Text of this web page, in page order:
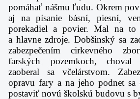
pomáhať nášmu ľudu. Okrem
aj na písanie básní, piesní,
porekadiel a povier. Mal na to
a hlavne zdroje. Dobšinský sa
zabezpečením cirkevného
farských pozemkoch, choval
zaoberal sa včelárstvom.
opravu fary a na jeho podnet
postaviť novú školskú budovu s